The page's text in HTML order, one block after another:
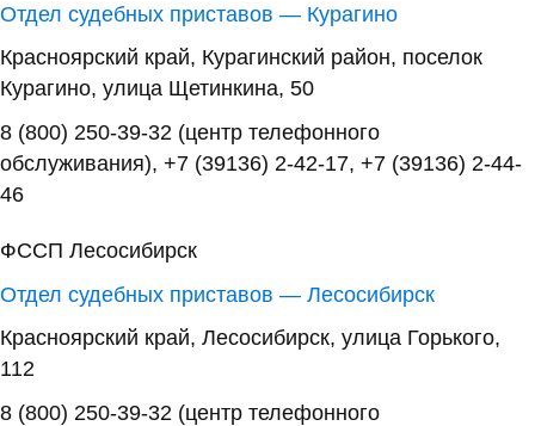
Отдел судебных приставов — Курагино
Красноярский край, Курагинский район, поселок
Курагино, улица Щетинкина, 50
8 (800) 250-39-32 (центр телефонного
обслуживания), +7 (39136) 2-42-17, +7 (39136) 2-44-
46
ФССП Лесосибирск
Отдел судебных приставов — Лесосибирск
Красноярский край, Лесосибирск, улица Горького,
112
8 (800) 250-39-32 (центр телефонного